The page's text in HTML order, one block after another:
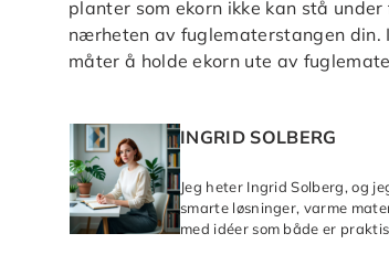
planter som ekorn ikke kan stå
nærheten av fuglematerstangen
måter å holde ekorn ute av
INGRID SOLBERG
Jeg heter Ingrid Solberg, og
smarte løsninger, varme
med idéer som både er